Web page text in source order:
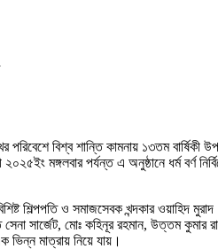
পরিবেশে বিশ্ব শান্তি কামনায় ১৩তম
মঙ্গলবার পর্যন্ত এ অনুষ্ঠানে ধর্ম বর্ণ
শিল্পপতি ও সমাজসেবক খন্দকার ওয়াহিদ
মোঃ কহিনূর রহমান, উত্তম কুমার
ভিন্ন মাত্রায় নিয়ে যায়।